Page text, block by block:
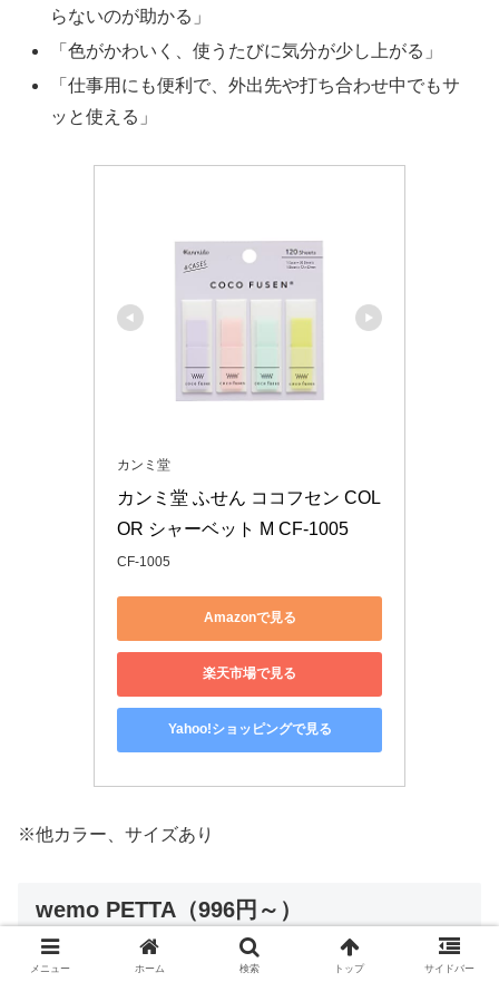
らないのが助かる」
「色がかわいく、使うたびに気分が少し上がる」
「仕事用にも便利で、外出先や打ち合わせ中でもサ
ッと使える」
カンミ堂
カンミ堂 ふせん ココフセン COL
OR シャーベット M CF-1005
CF-1005
Amazonで見る
楽天市場で見る
Yahoo!ショッピングで見る
※他カラー、サイズあり
wemo PETTA（996円～）
メニュー ホーム 検索 トップ サイドバー